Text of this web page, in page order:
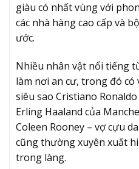
giàu có nhất vùng với
các nhà hàng cao cấp và
ước.
Nhiều nhân vật nổi tiếng
làm nơi an cư, trong đó có
siêu sao Cristiano
Erling Haaland của
Coleen Rooney – vợ cựu
cũng thường xuyên xuất
trong làng.